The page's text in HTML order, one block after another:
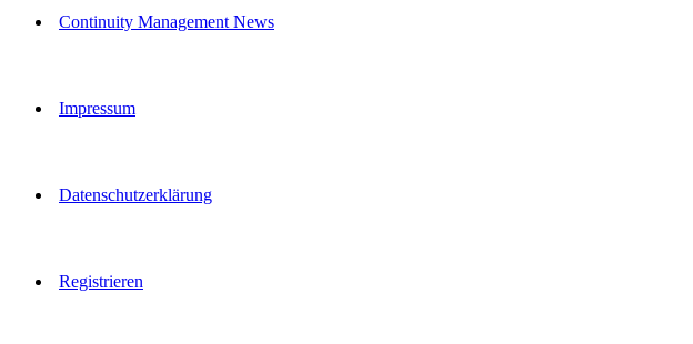
Continuity Management News
Impressum
Datenschutzerklärung
Registrieren